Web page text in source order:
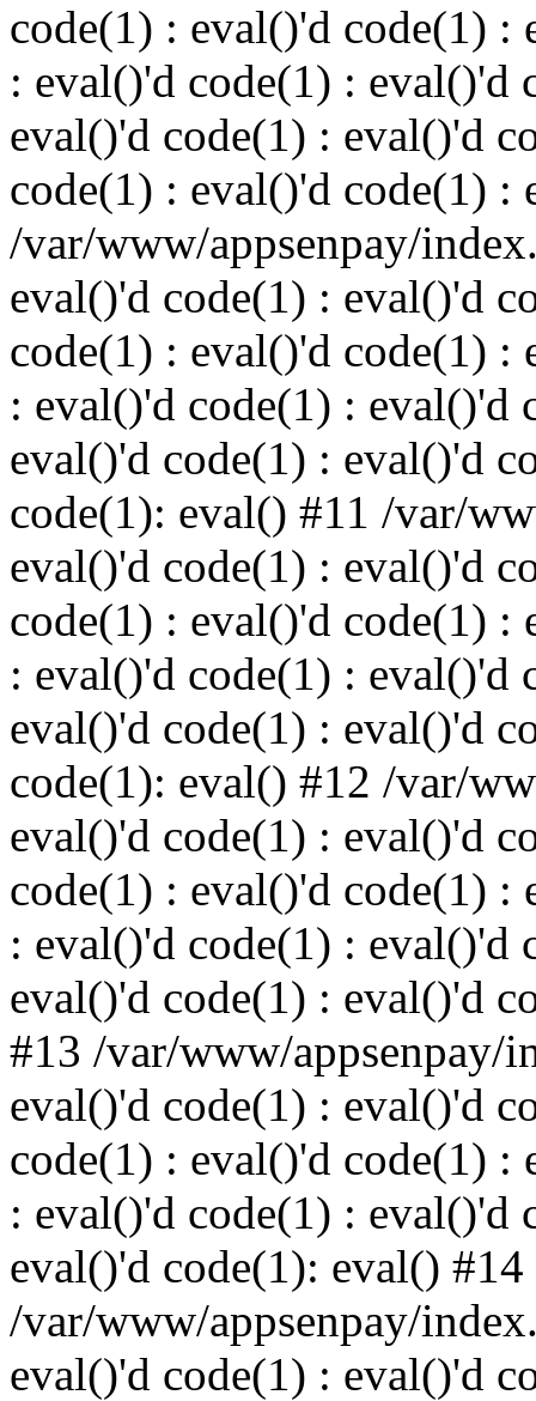
code(1) : eval()'d code(1) :
: eval()'d code(1) : eval()'d
eval()'d code(1) : eval()'d
code(1) : eval()'d code(1) :
/var/www/appsenpay/
eval()'d code(1) : eval()'d
code(1) : eval()'d code(1) :
: eval()'d code(1) : eval()'d
eval()'d code(1) : eval()'d
code(1): eval() #11 /var/
eval()'d code(1) : eval()'d
code(1) : eval()'d code(1) :
: eval()'d code(1) : eval()'d
eval()'d code(1) : eval()'d
code(1): eval() #12 /var/
eval()'d code(1) : eval()'d
code(1) : eval()'d code(1) :
: eval()'d code(1) : eval()'d
eval()'d code(1) : eval()'d
#13 /var/www/appsenpay/
eval()'d code(1) : eval()'d
code(1) : eval()'d code(1) :
: eval()'d code(1) : eval()'d
eval()'d code(1): eval() #14
/var/www/appsenpay/
eval()'d code(1) : eval()'d